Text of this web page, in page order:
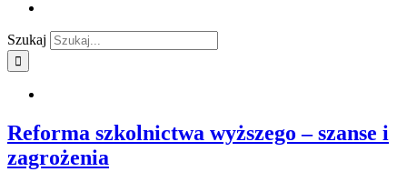
Szukaj
Reforma szkolnictwa wyższego – szanse i
zagrożenia